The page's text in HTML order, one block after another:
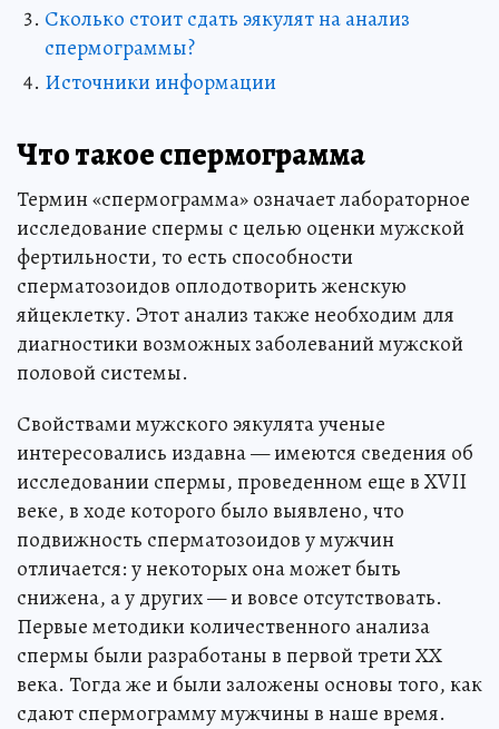
Сколько стоит сдать эякулят на анализ
спермограммы?
Источники информации
Что такое спермограмма
Термин «спермограмма» означает лабораторное
исследование спермы с целью оценки мужской
фертильности, то есть способности
сперматозоидов оплодотворить женскую
яйцеклетку. Этот анализ также необходим для
диагностики возможных заболеваний мужской
половой системы.
Свойствами мужского эякулята ученые
интересовались издавна — имеются сведения об
исследовании спермы, проведенном еще в XVII
веке, в ходе которого было выявлено, что
подвижность сперматозоидов у мужчин
отличается: у некоторых она может быть
снижена, а у других — и вовсе отсутствовать.
Первые методики количественного анализа
спермы были разработаны в первой трети ХХ
века. Тогда же и были заложены основы того, как
сдают спермограмму мужчины в наше время.